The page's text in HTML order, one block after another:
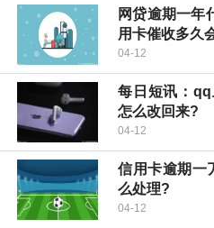
网贷逾期一年
用卡催收多久
04-12
每日短讯：
怎么改回来?
04-12
信用卡逾期一
么处理?
04-12